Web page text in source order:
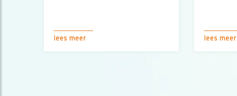
lees meer lees meer